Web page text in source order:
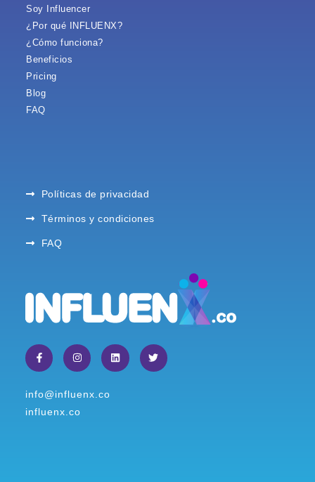
Soy Influencer
¿Por qué INFLUENX?
¿Cómo funciona?
Beneficios
Pricing
Blog
FAQ
Políticas de privacidad
Términos y condiciones
FAQ
info@influenx.co
influenx.co